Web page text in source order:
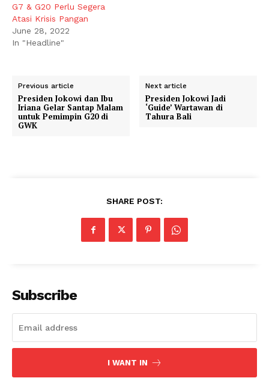
G7 & G20 Perlu Segera
Atasi Krisis Pangan
June 28, 2022
In "Headline"
Previous article
Presiden Jokowi dan Ibu
Iriana Gelar Santap Malam
untuk Pemimpin G20 di
GWK
Next article
Presiden Jokowi Jadi
‘Guide’ Wartawan di
Tahura Bali
SHARE POST:
Subscribe
I WANT IN